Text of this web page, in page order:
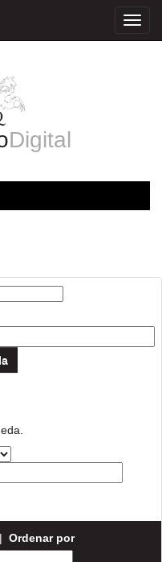
Digital
| Ordenar por